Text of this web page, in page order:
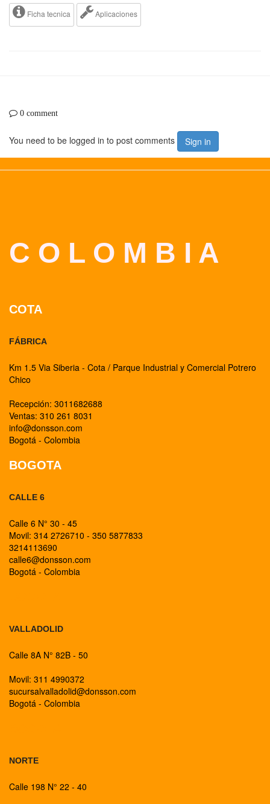
Ficha tecnica Aplicaciones
0 comment
You need to be logged in to post comments Sign in
C O L O M B I A
COTA
FÁBRICA
Km 1.5 Via Siberia - Cota / Parque Industrial y Comercial Potrero
Chico
Recepción: 3011682688
Ventas: 310 261 8031
info@donsson.com
Bogotá - Colombia
BOGOTA
CALLE 6
Calle 6 N° 30 - 45
Movil: 314 2726710 - 350 5877833
3214113690
calle6@donsson.com
Bogotá - Colombia
VALLADOLID
Calle 8A N° 82B - 50
Movil: 311 4990372
sucursalvalladolid@donsson.com
Bogotá - Colombia
NORTE
Calle 198 N° 22 - 40